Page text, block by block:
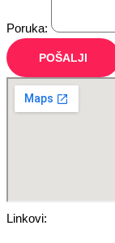
Poruka:
POŠALJI
Linkovi: